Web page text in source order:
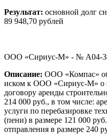
Результат: основной долг
89 948,70 рублей
ООО «Сириус-М» - № А04-
Описание: ООО «Компас»
иском к ООО «Сириус-М» о
договору аренды
214 000 руб., в том числе:
услуги по перебазировке
(пени) в размере 121 000
отправления в размере 240